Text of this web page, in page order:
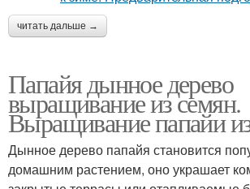
читать дальше →
Папайя дынное дерево
выращивание из семян.
Выращивание папайи
Дынное дерево папайя становится
домашним растением, оно украшает